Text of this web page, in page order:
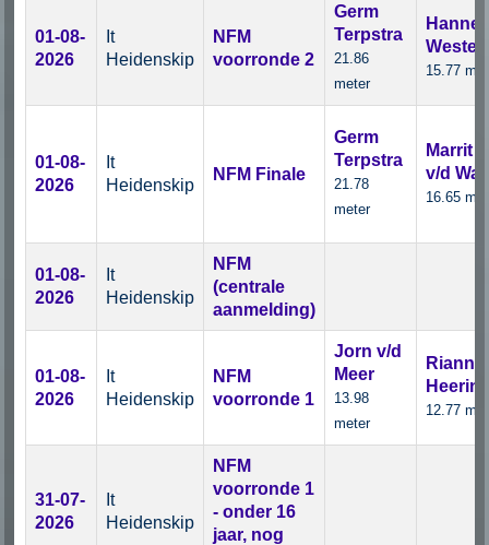
01-08-
2026
It
Heidenskip
NFM
voorronde 2
Germ
Terpstra
21.86
meter
Westert
15.77
01-08-
2026
It
Heidenskip
NFM Finale
Germ
Terpstra
21.78
meter
Marrit
v/d Wal
16.65
01-08-
2026
It
Heidenskip
NFM
(centrale
aanmelding)
01-08-
2026
It
Heidenskip
NFM
voorronde 1
Jorn v/d
Meer
13.98
meter
Rianne
12.77
31-07-
2026
It
Heidenskip
NFM
voorronde 1
- onder 16
jaar, nog